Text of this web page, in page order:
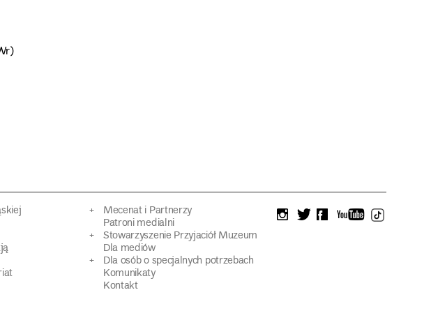
Mecenat i Partnerzy
Patroni medialni
Stowarzyszenie Przyjaciół Muzeum
Dla mediów
Dla osób o specjalnych potrzebach
Komunikaty
Kontakt
instagram
twitterfacebookyoutube
tiktok